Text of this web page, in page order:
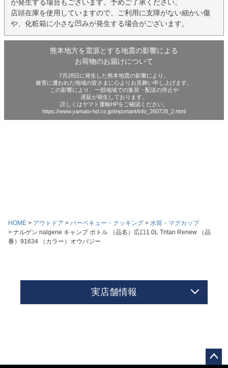
が発生する場合もございます。予めご了承ください。
店頭在庫を使用していますので、ご利用に支障がない細かい傷
や、化粧箱に小さな凹みが発生する場合がございます。
熊本地方を震源とする地震の影響による
お荷物のお届けについて
7月28日に発生した熊本地震の影響により、
被害に遭われた地域の皆さまに心よりお見舞い申し上げます。
この影響により、一部地域での集荷・配送の停止や
遅延が発生しております。
詳しくはヤマト運輸HPをご確認ください。
https://www.yamato-hd.co.jp/important/info_260728_2.html
HOME アウトドア バーベキュー・クッキング
水筒・マグカップ
ナルゲン nalgene キャンプ ボトル （品名）広口1.0L Tritan Renew （品
番）91634 （カラー）オウバジー
実店舗情報